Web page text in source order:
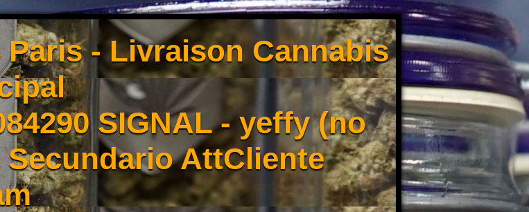
- Livraison Cannabis
SIGNAL - yeffy (no
AttCliente